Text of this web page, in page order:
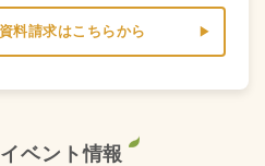
料請求はこちらから
ベント情報